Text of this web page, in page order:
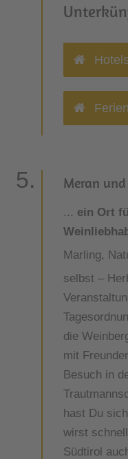
Meran
... ein Ort
Marling,
selbst –
die
mit
Besuch in
hast Du
wirst
Südtirol